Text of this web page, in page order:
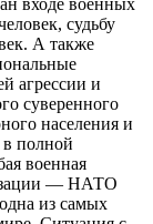
судьбу
А также
агрессии и
суверенного
населения и
в полной
военная
— НАТО
из самых